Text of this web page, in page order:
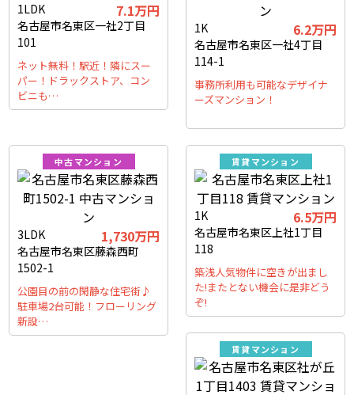
1LDK 7.1万円
名古屋市名東区一社2丁目
101
ネット無料！駅近！隣にスー
パー！ドラックストア、コン
ビニも…
1K 6.2万円
名古屋市名東区一社4丁目
114-1
事務所利用も可能なデザイナ
ーズマンション！
中古マンション
3LDK 1,730万円
名古屋市名東区藤森西町
1502-1
公園目の前の閑静な住宅街♪
駐車場2台可能！フローリング
新設…
賃貸マンション
1K 6.5万円
名古屋市名東区上社1丁目
118
築浅人気物件に空きが出まし
た!またとない機会に是非どう
ぞ!
賃貸マンション